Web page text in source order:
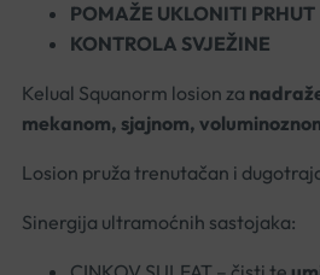
POMAŽE UKLONITI PRHUT
KONTROLA SVJEŽINE
Kelual Squanorm losion za
mekanom, sjajnom,
Losion pruža trenutačan i
Sinergija ultramoćnih sastojaka: